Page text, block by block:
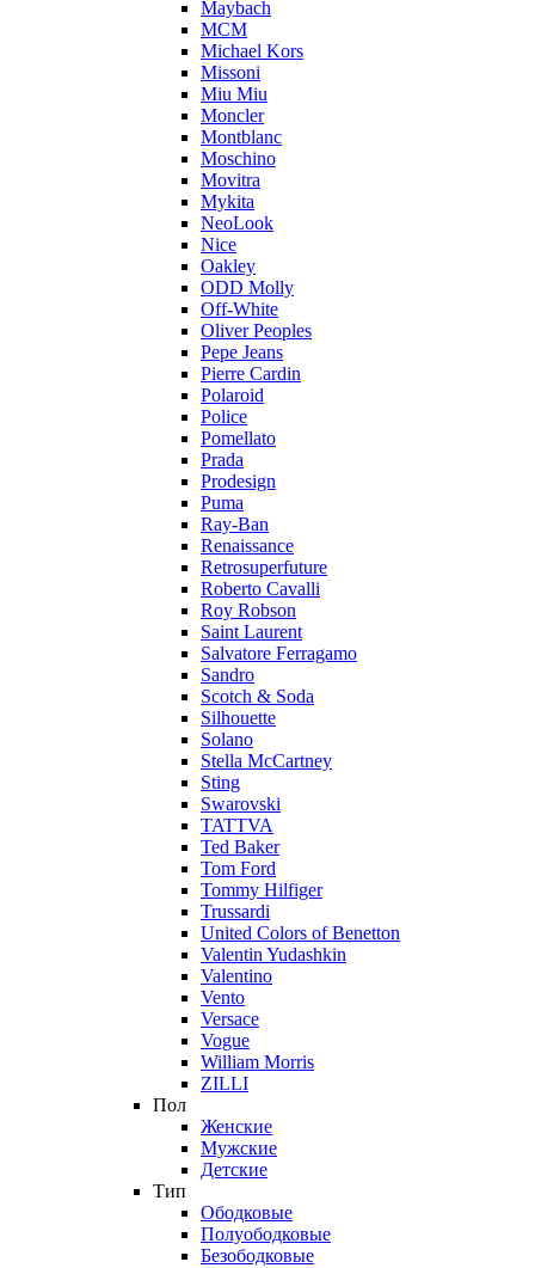
Maybach
MCM
Michael Kors
Missoni
Miu Miu
Moncler
Montblanc
Moschino
Movitra
Mykita
NeoLook
Nice
Oakley
ODD Molly
Off-White
Oliver Peoples
Pepe Jeans
Pierre Cardin
Polaroid
Police
Pomellato
Prada
Prodesign
Puma
Ray-Ban
Renaissance
Retrosuperfuture
Roberto Cavalli
Roy Robson
Saint Laurent
Salvatore Ferragamo
Sandro
Scotch & Soda
Silhouette
Solano
Stella McCartney
Sting
Swarovski
TATTVA
Ted Baker
Tom Ford
Tommy Hilfiger
Trussardi
United Colors of Benetton
Valentin Yudashkin
Valentino
Vento
Versace
Vogue
William Morris
ZILLI
Пол
Женские
Мужские
Детские
Тип
Ободковые
Полуободковые
Безободковые